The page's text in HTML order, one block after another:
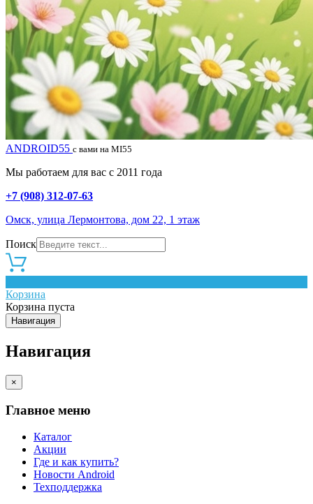
ANDROID55 с вами на MI55
Мы работаем для вас с 2011 года
+7 (908) 312-07-63
Омск, улица Лермонтова, дом 22, 1 этаж
Поиск
Корзина
Корзина пуста
Навигация
Навигация
×
Главное меню
Каталог
Акции
Где и как купить?
Новости Android
Техподдержка